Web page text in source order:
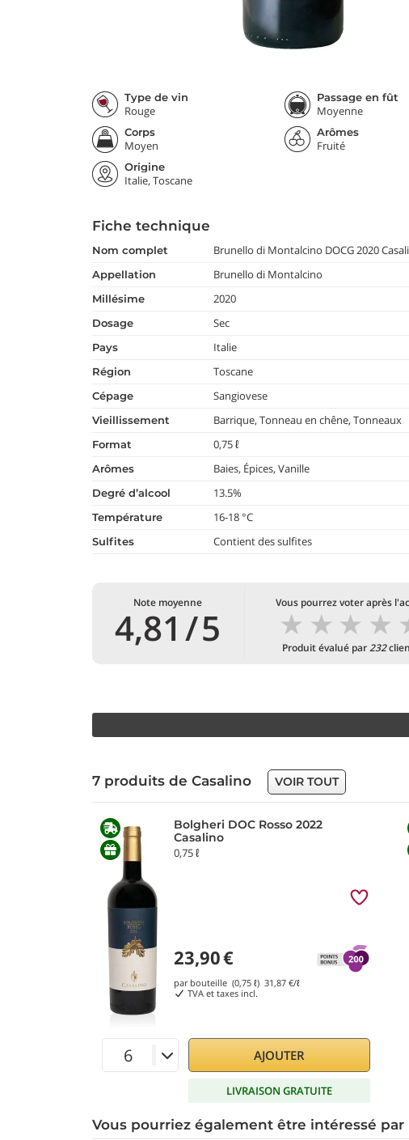
Type de vin
Rouge
Passage en fût
Moyenne
Corps
Moyen
Arômes
Fruité
Origine
Italie, Toscane
Fiche technique
nom complet Brunello di Montalcino DOCG 2020
appellation Brunello di Montalcino
millésime 2020
dosage Sec
pays Italie
région Toscane
cépage Sangiovese
vieillissement Barrique, Tonneau en chêne, Tonneaux
format 0,75 ℓ
arômes Baies, Épices, Vanille
degré d’alcool 13.5%
température 16-18 °C
Sulfites Contient des sulfites
Note moyenne
4,81 /5
Vous pourrez voter après
★
★
★
★
Produit évalué par232
7 produits de Casalino VOIR TOUT
Bolgheri DOC Rosso 2022
Casalino
0,75 ℓ
23,90€
par bouteille (0,75 ℓ) 31,87 €/ℓ
TVA et taxes incl.
AJOUTER
LIVRAISON GRATUITE
Vous pourriez également être intéressé par